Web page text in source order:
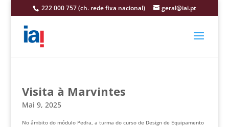
222 000 757 (ch. rede fixa nacional) geral@iai.pt
Visita à Marvintes
Mai 9, 2025
No âmbito do módulo Pedra, a turma do curso de Design de Equipamento